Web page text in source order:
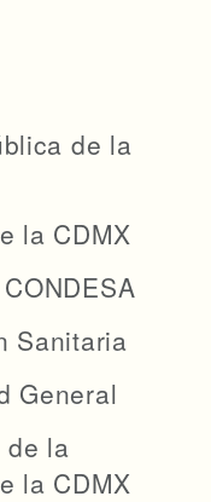
de la
la CDMX
Sanitaria
General
de la
la CDMX